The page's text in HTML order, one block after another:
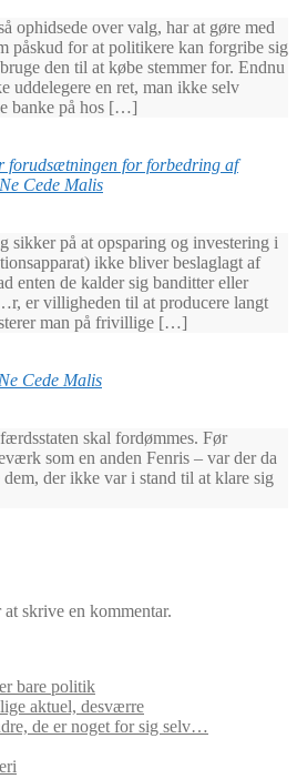
over valg, har at gøre med
påskud for at politikere kan forgribe sig
den til at købe stemmer for. Endnu
uddelegere en ret, man ikke selv
banke på hos […]
forudsætningen for forbedring af
Cede Malis
på at opsparing og investering i
ikke bliver beslaglagt af
enten de kalder sig banditter eller
er villigheden til at producere langt
man på frivillige […]
Cede Malis
skal fordømmes. Før
som en anden Fenris – var der da
der ikke var i stand til at klare sig
at skrive en kommentar.
bare politik
aktuel, desværre
de er noget for sig selv…